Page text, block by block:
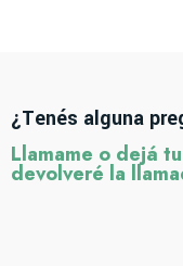
¿Tenés alguna
Llamame o dejá
devolveré la